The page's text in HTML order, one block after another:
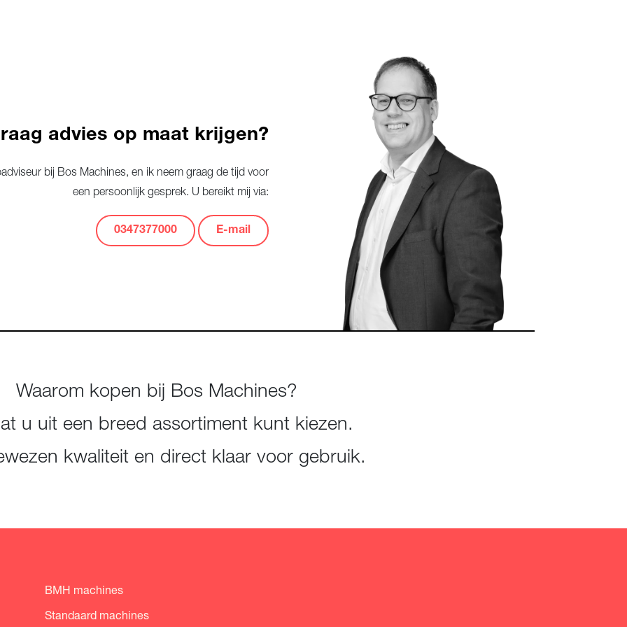
advies op maat krijgen?
bij Bos Machines, en ik neem graag de tijd voor
een persoonlijk gesprek. U bereikt mij via:
0347377000 E-mail
Waarom kopen bij Bos Machines?
u uit een breed assortiment kunt kiezen.
kwaliteit en direct klaar voor gebruik.
BMH machines
Standaard machines